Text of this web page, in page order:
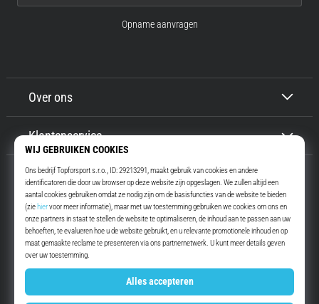
Top4Running.nl
Meer dan 16 jaar motiveren wij jou om te gaan lopen. Sneller. Met ons.
Elke dag.
InstagramYouTube
Over ons
Klantenservice
Opname aanvragen